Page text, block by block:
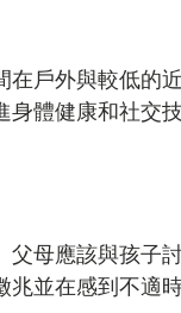
在戶外與較低的
體健康和社交技
父母應該與孩子
並在感到不適